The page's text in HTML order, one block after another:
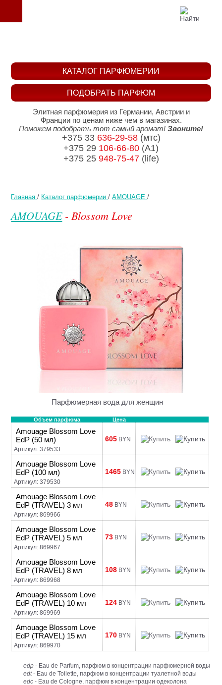
Главная / Каталог парфюмерии /AMOUAGE /
AMOUAGE- Blossom Love
Парфюмерная вода для женщин
Объем парфюма Цена
Amouage Blossom Love
EdP (50 мл)
Артикул: 379533
605 BYN
Amouage Blossom Love
EdP (100 мл)
Артикул: 379530
1465 BYN
Amouage Blossom Love
EdP (TRAVEL) 3 мл
Артикул: 869966
48 BYN
Amouage Blossom Love
EdP (TRAVEL) 5 мл
Артикул: 869967
73 BYN
Amouage Blossom Love
EdP (TRAVEL) 8 мл
Артикул: 869968
108 BYN
Amouage Blossom Love
EdP (TRAVEL) 10 мл
Артикул: 869969
124 BYN
Amouage Blossom Love
EdP (TRAVEL) 15 мл
Артикул: 869970
170 BYN
edp - Eau de Parfum, парфюм в концентрации парфюмерной воды
edt- Eau de Toilette, парфюм в концентрации туалетной воды
edc - Eau de Cologne, парфюм в концентрации одеколона
ПОДОБРАТЬ ПАРФЮМ
КАТАЛОГ ПАРФЮМЕРИИ
Элитная парфюмерия из Германии, Австрии и
Франции по ценам ниже чем в магазинах.
Поможем подобрать тот самый аромат! Звоните!
+375 33 636-29-58(мтс)
+375 29 106-66-80 (A1)
+375 25 948-75-47(life)